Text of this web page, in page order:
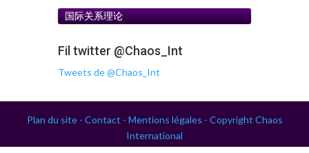
国际关系理论
Fil twitter @Chaos_Int
Tweets de @Chaos_Int
Plan du site - Contact - Mentions légales - Copyright Chaos
International